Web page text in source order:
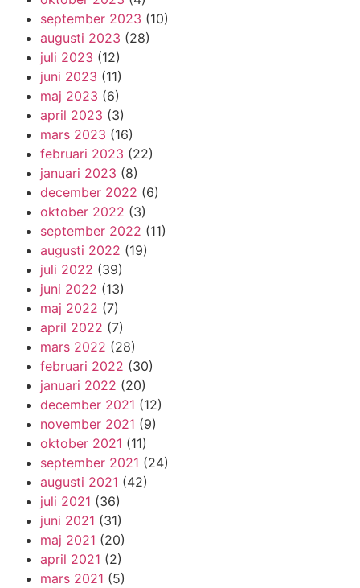
september 2023 (10)
augusti 2023 (28)
juli 2023 (12)
juni 2023 (11)
maj 2023 (6)
april 2023 (3)
mars 2023 (16)
februari 2023 (22)
januari 2023 (8)
december 2022 (6)
oktober 2022 (3)
september 2022 (11)
augusti 2022 (19)
juli 2022 (39)
juni 2022 (13)
maj 2022 (7)
april 2022 (7)
mars 2022 (28)
februari 2022 (30)
januari 2022 (20)
december 2021 (12)
november 2021 (9)
oktober 2021 (11)
september 2021 (24)
augusti 2021 (42)
juli 2021 (36)
juni 2021 (31)
maj 2021 (20)
april 2021 (2)
mars 2021 (5)